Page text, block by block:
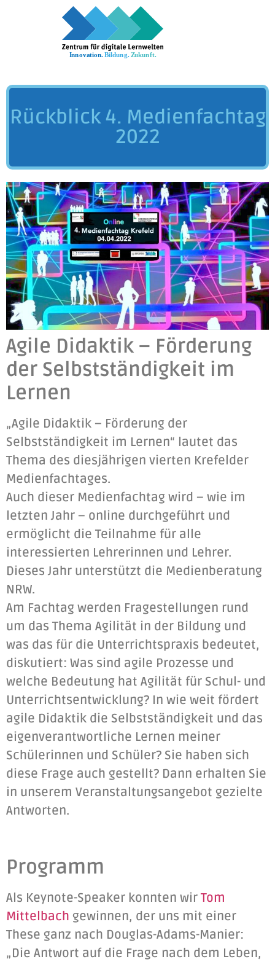
Rückblick 4. Medienfachtag
2022
Agile Didaktik – Förderung
der Selbstständigkeit im
Lernen
„Agile Didaktik – Förderung der
Selbstständigkeit im Lernen“ lautet das
Thema des diesjährigen vierten Krefelder
Medienfachtages.
Auch dieser Medienfachtag wird – wie im
letzten Jahr – online durchgeführt und
ermöglicht die Teilnahme für alle
interessierten Lehrerinnen und Lehrer.
Dieses Jahr unterstützt die Medienberatung
NRW.
Am Fachtag werden Fragestellungen rund
um das Thema Agilität in der Bildung und
was das für die Unterrichtspraxis bedeutet,
diskutiert: Was sind agile Prozesse und
welche Bedeutung hat Agilität für Schul- und
Unterrichtsentwicklung? In wie weit fördert
agile Didaktik die Selbstständigkeit und das
eigenverantwortliche Lernen meiner
Schülerinnen und Schüler? Sie haben sich
diese Frage auch gestellt? Dann erhalten Sie
in unserem Veranstaltungsangebot gezielte
Antworten.
Programm
Als Keynote-Speaker konnten wir Tom
Mittelbach gewinnen, der uns mit einer
These ganz nach Douglas-Adams-Manier:
„Die Antwort auf die Frage nach dem Leben,